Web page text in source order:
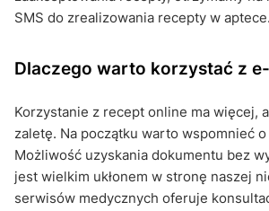
SMS do zrealizowania recepty w aptece.
Dlaczego warto korzystać z
Korzystanie z recept online ma więcej,
zaletę. Na początku warto wspomnieć
Możliwość uzyskania dokumentu bez
jest wielkim ukłonem w stronę naszej
serwisów medycznych oferuje